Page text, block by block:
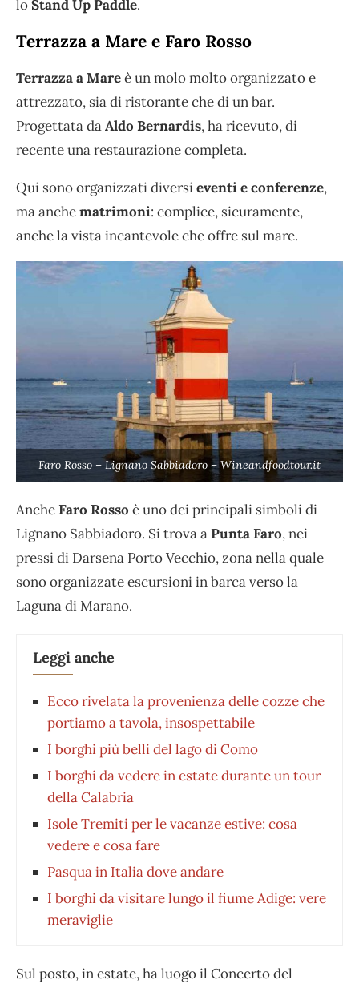
loStand Up Paddle.
Terrazza a Mare e Faro Rosso
Terrazza a Mareè un molo molto organizzato e
attrezzato, sia di ristorante che di un bar.
Progettata daAldo Bernardis, ha ricevuto, di
recente una restaurazione completa.
Qui sono organizzati diversieventi e conferenze,
ma anchematrimoni: complice, sicuramente,
anche la vista incantevole che offre sul mare.
Faro Rosso – Lignano Sabbiadoro – Wineandfoodtour.it
AncheFaro Rosso è uno dei principali simboli di
Lignano Sabbiadoro. Si trova aPunta Faro, nei
pressi di Darsena Porto Vecchio, zona nella quale
sono organizzate escursioni in barca verso la
Laguna di Marano.
Leggi anche
Ecco rivelata la provenienza delle cozze che
portiamo a tavola, insospettabile
I borghi più belli del lago di Como
I borghi da vedere in estate durante un tour
della Calabria
Isole Tremiti per le vacanze estive: cosa
vedere e cosa fare
Pasqua in Italia dove andare
I borghi da visitare lungo il fiume Adige: vere
meraviglie
Sul posto, in estate, ha luogo il Concerto del